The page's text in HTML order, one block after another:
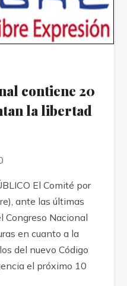
contiene 20
la libertad
El Comité por
ante las últimas
Congreso Nacional
en cuanto a la
del nuevo Código
el próximo 10